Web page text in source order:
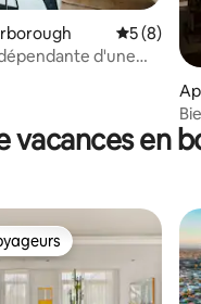
10 commentaires : 4,8
Évaluation
5 (8)
d'une
vacances en
les plus appréciés